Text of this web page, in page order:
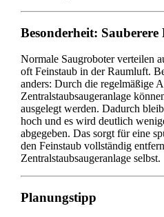
Besonderheit:
Normale Saugroboter verteilen
oft Feinstaub in der Raumluft.
anders: Durch die regelmäßige
Zentralstaubsaugeranlage
ausgelegt werden. Dadurch
hoch und es wird deutlich
abgegeben. Das sorgt für eine
den Feinstaub vollständig
Zentralstaubsaugeranlage selbst.
Planungstipp